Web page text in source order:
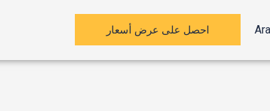
احصل على عرض أسعار